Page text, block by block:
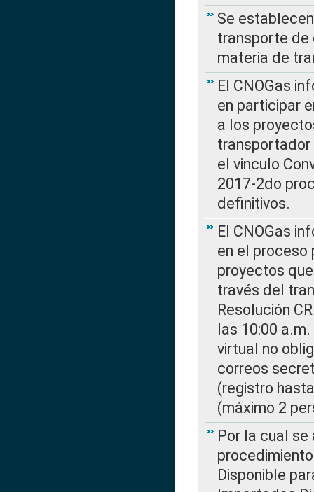
Se
transporte de
materia de
El CNOGas
en participar
a los
transportador
el vinculo
2017-2do
definitivos.
El CNOGas
en el proceso
proyectos
través del
Resolución
las 10:00
virtual no
correos
(registro
(máximo 2
Por la cual
Disponible